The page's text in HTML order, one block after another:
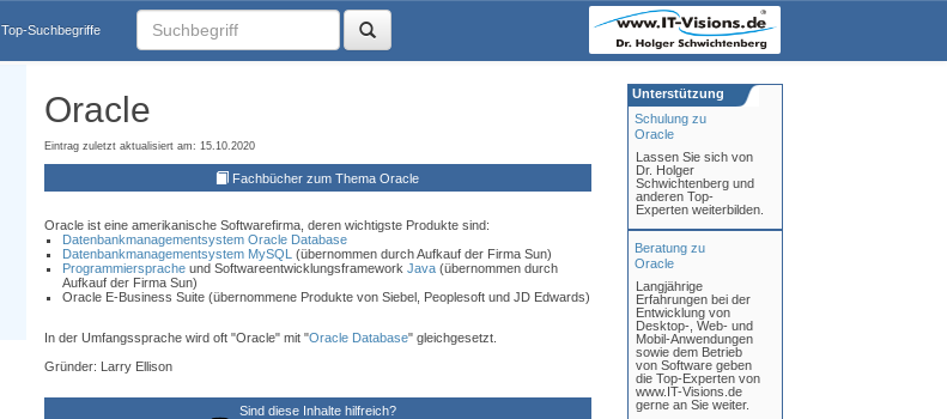
Top-Suchbegriffe
Oracle
Eintrag zuletzt aktualisiert am: 15.10.2020
Fachbücher zum Thema Oracle
Oracle ist eine amerikanische Softwarefirma, deren wichtigste Produkte sind:
Datenbankmanagementsystem Oracle Database
Datenbankmanagementsystem MySQL (übernommen durch Aufkauf der Firma Sun)
Programmierspracheund Softwareentwicklungsframework Java(übernommen durch
Aufkauf der Firma Sun)
Oracle E-Business Suite (übernommene Produkte von Siebel, Peoplesoft und JD Edwards)
In der Umfangssprache wird oft "Oracle" mit "Oracle Database" gleichgesetzt.
Gründer: Larry Ellison
Sind diese Inhalte hilfreich?
Schulung zu
Oracle
Lassen Sie sich von
Dr. Holger
Schwichtenberg und
anderen Top-
Experten weiterbilden.
Beratung zu
Oracle
Langjährige
Erfahrungen bei der
Entwicklung von
Desktop-, Web- und
Mobil-Anwendungen
sowie dem Betrieb
von Software geben
die Top-Experten von
www.IT-Visions.de
gerne an Sie weiter.
Unterstützung